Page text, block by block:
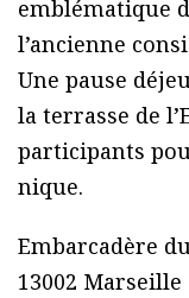
emblématique
l’ancienne
Une pause
la terrasse de
participants
nique.
Embarcadère
13002 Marseille